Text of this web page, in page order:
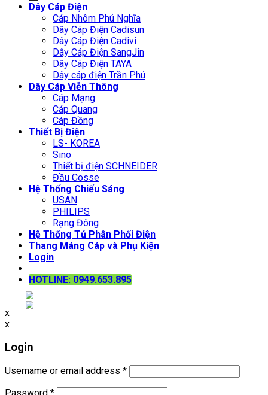
Dây Cáp Điện
Cáp Nhôm Phú Nghĩa
Dây Cáp Điện Cadisun
Dây Cáp Điện Cadivi
Dây Cáp Điện SangJin
Dây Cáp Điện TAYA
Dây cáp điện Trần Phú
Dây Cáp Viễn Thông
Cáp Mạng
Cáp Quang
Cáp Đồng
Thiết Bị Điện
LS- KOREA
Sino
Thiết bị điện SCHNEIDER
Đầu Cosse
Hệ Thống Chiếu Sáng
USAN
PHILIPS
Rạng Đông
Hệ Thống Tủ Phân Phối Điện
Thang Máng Cáp và Phụ Kiện
Login
HOTLINE: 0949.653.895
x
x
Login
Username or email address *